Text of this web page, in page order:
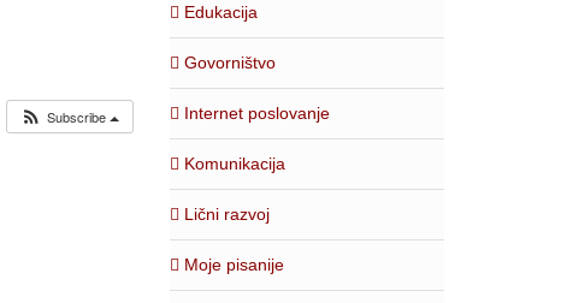
Subscribe
Edukacija
Govorništvo
Internet poslovanje
Komunikacija
Lični razvoj
Moje pisanije